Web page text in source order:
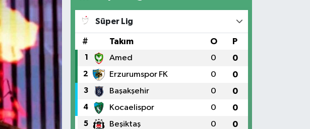
Süper Lig
# Takım O P
1 Amed 0 0
2 Erzurumspor FK 0 0
3 Başakşehir 0 0
4 Kocaelispor 0 0
5 Beşiktaş 0 0